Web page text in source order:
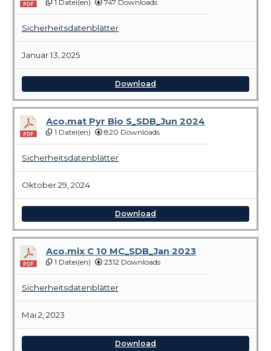
1 Datei(en) 747 Downloads
Sicherheitsdatenblätter
Januar 13, 2025
Download
Aco.mat Pyr Bio S_SDB_Jun 2024
1 Datei(en) 820 Downloads
Sicherheitsdatenblätter
Oktober 29, 2024
Download
Aco.mix C 10 MC_SDB_Jan 2023
1 Datei(en) 2312 Downloads
Sicherheitsdatenblätter
Mai 2, 2023
Download